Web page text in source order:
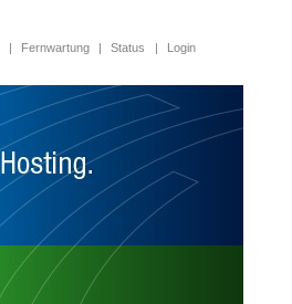
| Fernwartung | Status | Login